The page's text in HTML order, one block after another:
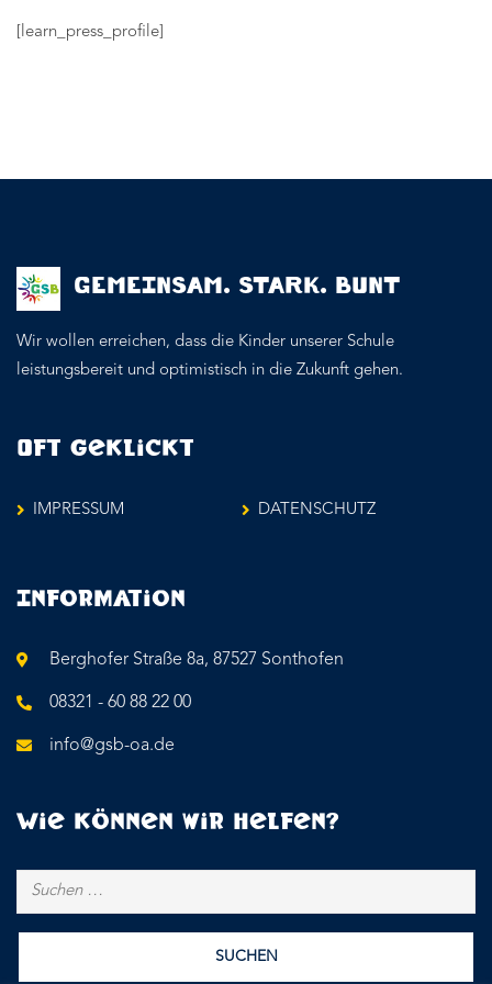
[learn_press_profile]
GEMEINSAM. STARK. BUNT
Wir wollen erreichen, dass die Kinder unserer Schule
leistungsbereit und optimistisch in die Zukunft gehen.
Oft geklickt
IMPRESSUM DATENSCHUTZ
Information
Berghofer Straße 8a, 87527 Sonthofen
08321 - 60 88 22 00
info@gsb-oa.de
Wie können wir helfen?
Suchen
nach: